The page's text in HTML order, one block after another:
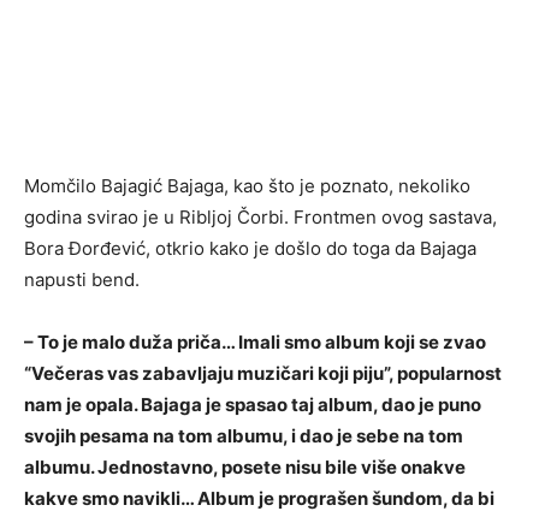
Momčilo Bajagić Bajaga, kao što je poznato, nekoliko
godina svirao je u Ribljoj Čorbi. Frontmen ovog sastava,
Bora Đorđević, otkrio kako je došlo do toga da Bajaga
napusti bend.
– To je malo duža priča… Imali smo album koji se zvao
“Večeras vas zabavljaju muzičari koji piju”, popularnost
nam je opala. Bajaga je spasao taj album, dao je puno
svojih pesama na tom albumu, i dao je sebe na tom
albumu. Jednostavno, posete nisu bile više onakve
kakve smo navikli… Album je prograšen šundom, da bi